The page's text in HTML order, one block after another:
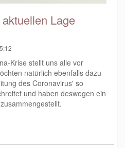
Lage
Krise stellt uns alle vor
natürlich ebenfalls dazu
des Coronavirus' so
und haben deswegen ein